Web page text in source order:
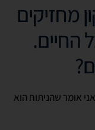
מחזיקים
החיים.
אומר שהניתוח הוא